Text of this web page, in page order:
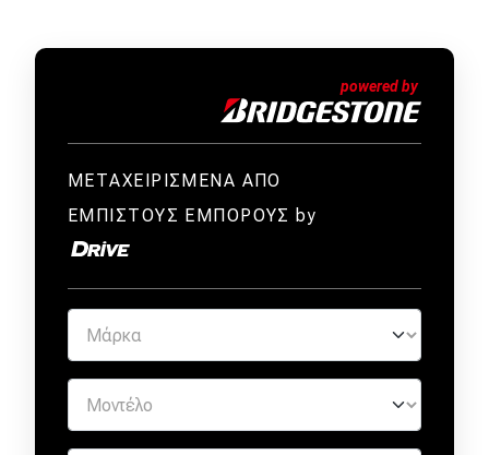
ΜΕΤΑΧΕΙΡΙΣΜΕΝΑ ΑΠΟ
ΕΜΠΙΣΤΟΥΣ ΕΜΠΟΡΟΥΣ by